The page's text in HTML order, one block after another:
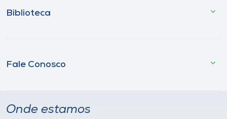
Biblioteca
Fale Conosco
Onde estamos